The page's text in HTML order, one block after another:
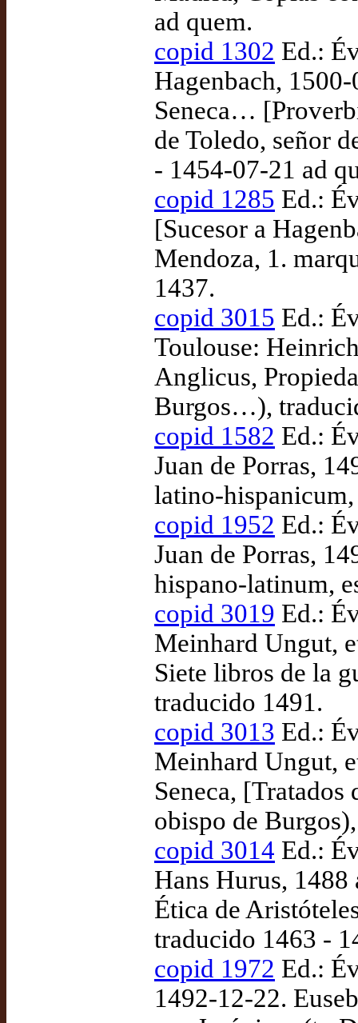
ad quem.
copid 1302 Ed.:
Hagenbach,
Seneca…
de Toledo, señor
- 1454-07-21 ad
copid 1285 Ed.:
[Sucesor a
Mendoza, 1.
1437.
copid 3015 Ed.:
Toulouse:
Anglicus,
Burgos…),
copid 1582 Ed.:
Juan de Porras,
latino-
copid 1952 Ed.:
Juan de Porras,
hispano-latinum,
copid 3019 Ed.:
Meinhard Ungut,
Siete libros de la
traducido 1491.
copid 3013 Ed.:
Meinhard Ungut,
Seneca, [Tratados
obispo de
copid 3014 Ed.:
Hans Hurus, 1488
Ética de
traducido 1463 -
copid 1972 Ed.:
1492-12-22.